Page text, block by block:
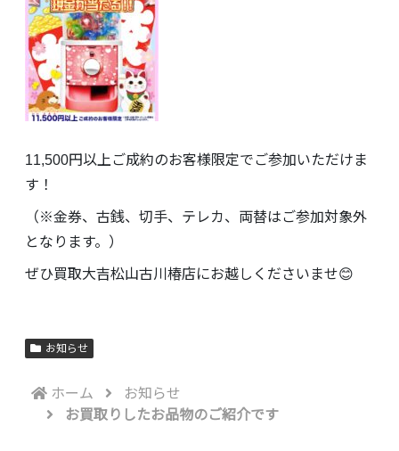
11,500円以上ご成約のお客様限定でご参加いただけま
す！
（※金券、古銭、切手、テレカ、両替はご参加対象外
となります。）
ぜひ買取大吉松山古川椿店にお越しくださいませ😊
お知らせ
ホーム
お知らせ
お買取りしたお品物のご紹介です